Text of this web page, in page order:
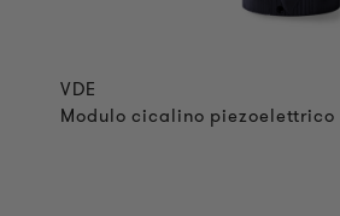
VDE
Modulo cicalino piezoelettrico